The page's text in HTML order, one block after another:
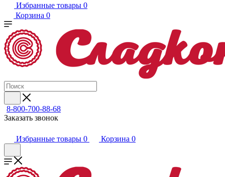
Избранные товары 0
Корзина 0
8-800-700-88-68
Заказать звонок
Избранные товары 0 Корзина 0